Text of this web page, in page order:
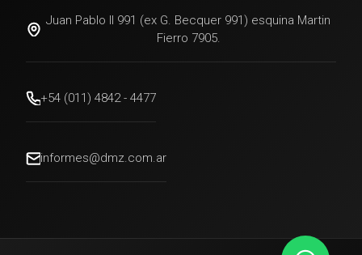
Juan Pablo II 991 (ex G. Becquer 991) esquina Martin
Fierro 7905.
+54 (011) 4842 - 4477
informes@dmz.com.ar